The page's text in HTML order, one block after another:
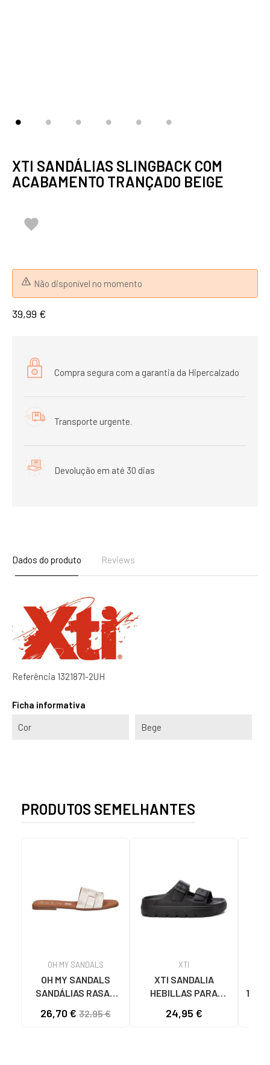
XTI SANDÁLIAS SLINGBACK COM
ACABAMENTO TRANÇADO BEIGE

Não disponível no momento
39,99 €
Compra segura com a garantia da Hipercalzado
Transporte urgente.
Devolução em até 30 dias
Dados do produto Reviews
Referência 1321871-2UH
Ficha informativa
Cor Bege
PRODUTOS SEMELHANTES
OH MY SANDALS
OH MY SANDALS
SANDÁLIAS RASAS
DOYA CHAMPAN
26,70 €32,95 €
XTI
XTI SANDALIA
HEBILLAS PARA
24,95 €